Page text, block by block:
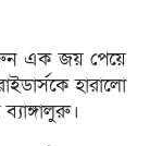
এক জয় পেয়ে
হারালো